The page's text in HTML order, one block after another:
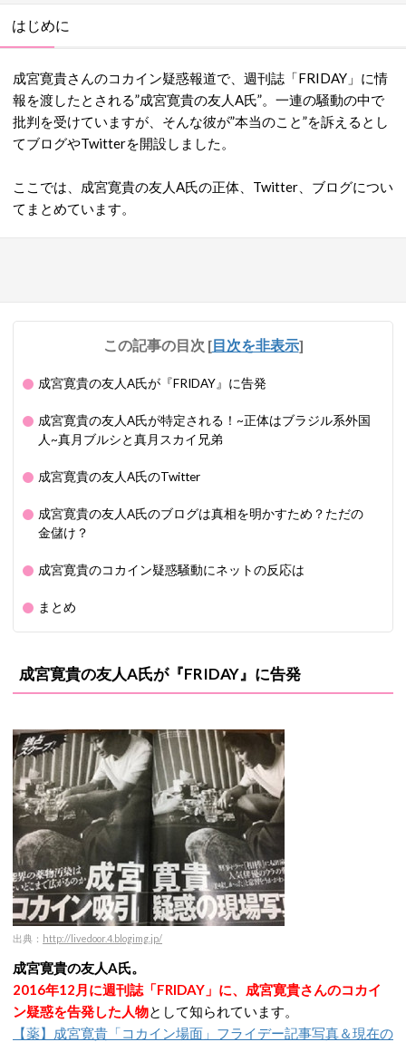
はじめに
成宮寛貴さんのコカイン疑惑報道で、週刊誌「FRIDAY」に情
報を渡したとされる”成宮寛貴の友人A氏”。一連の騒動の中で
批判を受けていますが、そんな彼が”本当のこと”を訴えるとし
てブログやTwitterを開設しました。
ここでは、成宮寛貴の友人A氏の正体、Twitter、ブログについ
てまとめています。
この記事の目次 [目次を非表示]
成宮寛貴の友人A氏が『FRIDAY』に告発
成宮寛貴の友人A氏が特定される！~正体はブラジル系外国
人~真月ブルシと真月スカイ兄弟
成宮寛貴の友人A氏のTwitter
成宮寛貴の友人A氏のブログは真相を明かすため？ただの
金儲け？
成宮寛貴のコカイン疑惑騒動にネットの反応は
まとめ
成宮寛貴の友人A氏が『FRIDAY』に告発
出典： http://livedoor.4.blogimg.jp/
成宮寛貴の友人A氏。
2016年12月に週刊誌「FRIDAY」に、成宮寛貴さんのコカイ
ン疑惑を告発した人物として知られています。
【薬】成宮寛貴「コカイン場面」フライデー記事写真＆現在の